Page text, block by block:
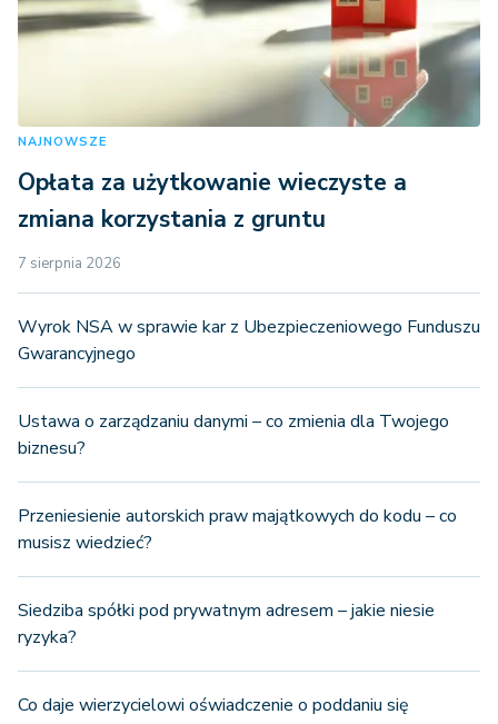
NAJNOWSZE
Opłata za użytkowanie wieczyste a
zmiana korzystania z gruntu
7 sierpnia 2026
Wyrok NSA w sprawie kar z Ubezpieczeniowego Funduszu
Gwarancyjnego
Ustawa o zarządzaniu danymi – co zmienia dla Twojego
biznesu?
Przeniesienie autorskich praw majątkowych do kodu – co
musisz wiedzieć?
Siedziba spółki pod prywatnym adresem – jakie niesie
ryzyka?
Co daje wierzycielowi oświadczenie o poddaniu się